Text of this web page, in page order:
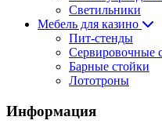
Светильники
Мебель для казино
Пит-стенды
Сервировочные
Барные стойки
Лототроны
Информация